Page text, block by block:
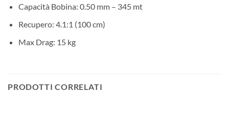
Capacità Bobina: 0.50 mm – 345 mt
Recupero: 4.1:1 (100 cm)
Max Drag: 15 kg
PRODOTTI CORRELATI